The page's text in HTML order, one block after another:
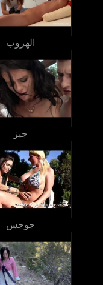
الهروب
جيز
جوجس